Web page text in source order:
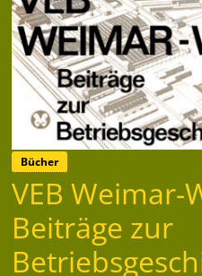
Bücher
VEB Weimar-
Beiträge zur